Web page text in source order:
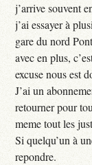
j’arrive souvent
j’ai essayer à
gare du nord
avec en plus,
excuse nous est
J’ai un
retourner pour
meme tout les
Si quelqu’un à
repondre.